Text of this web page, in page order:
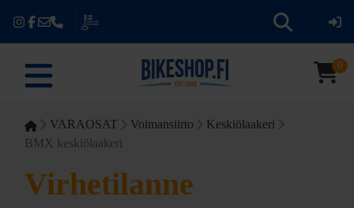
0
VARAOSAT Voimansiirto
Keskiölaakeri
BMX keskiölaakeri
Virhetilanne